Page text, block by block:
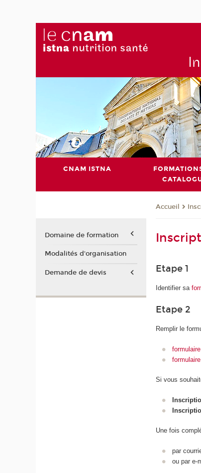
CNAM ISTNA
Accueil
Etape 1
Identifier sa
Etape 2
Remplir le
Si vous
Une fois
par
ou par e-
Domaine de formation
Modalités d'organisation
Demande de devis